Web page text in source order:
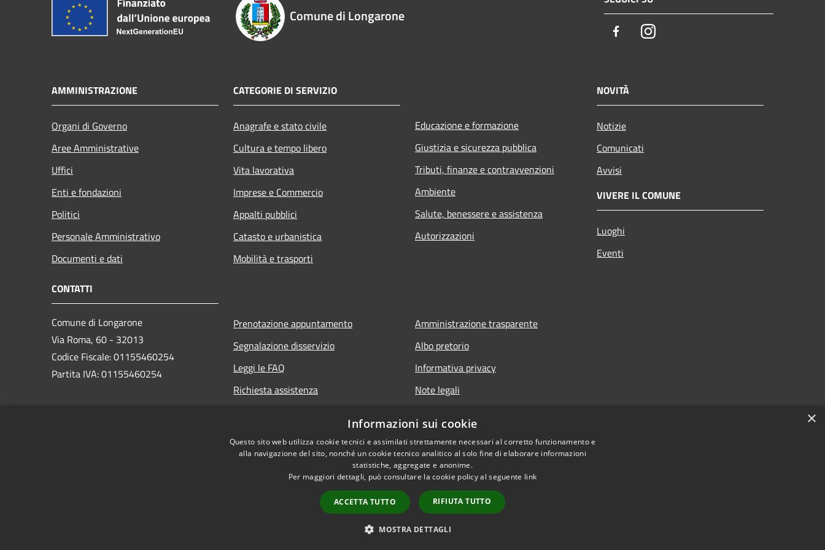
Comune di Longarone
FacebookInstagram
AMMINISTRAZIONE
Organi di Governo
Aree Amministrative
Uffici
Enti e fondazioni
Politici
Personale Amministrativo
Documenti e dati
CATEGORIE DI SERVIZIO
Anagrafe e stato civile
Cultura e tempo libero
Vita lavorativa
Imprese e Commercio
Appalti pubblici
Catasto e urbanistica
Mobilità e trasporti
Educazione e formazione
Giustizia e sicurezza pubblica
Tributi, finanze e contravvenzioni
Ambiente
Salute, benessere e assistenza
Autorizzazioni
NOVITÀ
Notizie
Comunicati
Avvisi
VIVERE IL COMUNE
Luoghi
Eventi
CONTATTI
Comune di Longarone
Via Roma, 60 - 32013
Codice Fiscale: 01155460254
Partita IVA: 01155460254
Prenotazione appuntamento
Segnalazione disservizio
Leggi le FAQ
Richiesta assistenza
Amministrazione trasparente
Albo pretorio
Informativa privacy
Note legali
Copyright © 2026 • Comune di Longarone • Powered by
×
Informazioni sui cookie
Questo sito web utilizza cookie tecnici e assimilati strettamente necessari al corretto funzionamento e
alla navigazione del sito, nonché un cookie tecnico analitico al solo fine di elaborare informazioni
statistiche, aggregate e anonime.
Per maggiori dettagli, può consultare la cookie policy al seguente link
ACCETTA TUTTO RIFIUTA TUTTO
MOSTRA DETTAGLI